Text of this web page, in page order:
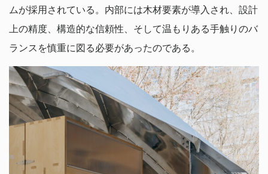
ムが採用されている。内部には木材要素が導入され、設計
上の精度、構造的な信頼性、そして温もりある手触りのバ
ランスを慎重に図る必要があったのである。